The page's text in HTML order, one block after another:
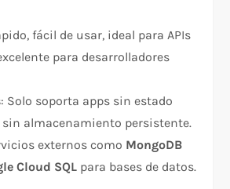
fácil de usar, ideal para APIs
para desarrolladores
: Solo soporta apps sin estado
sin almacenamiento persistente.
externos como MongoDB
Cloud SQL para bases de datos.